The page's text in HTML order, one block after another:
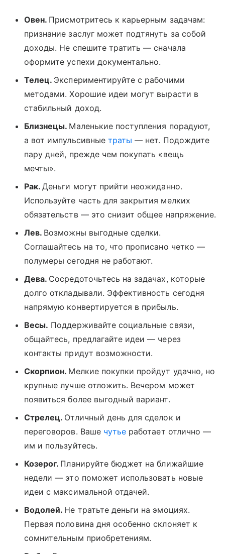
Овен. Присмотритесь к карьерным задачам:
признание заслуг может подтянуть за собой
доходы. Не спешите тратить — сначала
оформите успехи документально.
Телец. Экспериментируйте с рабочими
методами. Хорошие идеи могут вырасти в
стабильный доход.
Близнецы. Маленькие поступления порадуют,
а вот импульсивные траты — нет. Подождите
пару дней, прежде чем покупать «вещь
мечты».
Рак.Деньги могут прийти неожиданно.
Используйте часть для закрытия мелких
обязательств — это снизит общее напряжение.
Лев. Возможны выгодные сделки.
Соглашайтесь на то, что прописано четко —
полумеры сегодня не работают.
Дева. Сосредоточьтесь на задачах, которые
долго откладывали. Эффективность сегодня
напрямую конвертируется в прибыль.
Весы. Поддерживайте социальные связи,
общайтесь, предлагайте идеи — через
контакты придут возможности.
Скорпион. Мелкие покупки пройдут удачно, но
крупные лучше отложить. Вечером может
появиться более выгодный вариант.
Стрелец. Отличный день для сделок и
переговоров. Ваше чутье работает отлично —
им и пользуйтесь.
Козерог. Планируйте бюджет на ближайшие
недели — это поможет использовать новые
идеи с максимальной отдачей.
Водолей. Не тратьте деньги на эмоциях.
Первая половина дня особенно склоняет к
сомнительным приобретениям.